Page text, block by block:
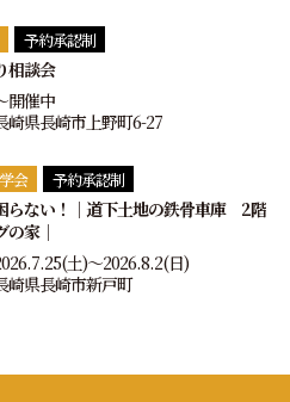
予約承認制
相談会
開催中
崎県長崎市上野町6-27
会 予約承認制
らない！｜道下土地の鉄骨車庫 2階
の家｜
土)〜2026.8.2(日)
崎県長崎市新戸町